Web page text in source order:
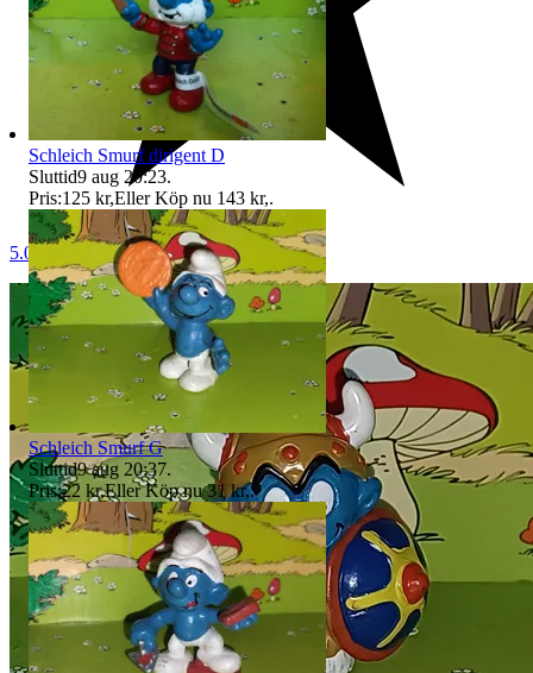
5.0
Schleich Smurf dirigent D
Sluttid9 aug 20:23.
Pris:125 kr,Eller Köp nu 143 kr,.
Schleich Smurf G
Sluttid9 aug 20:37.
Pris:22 kr,Eller Köp nu 31 kr,.